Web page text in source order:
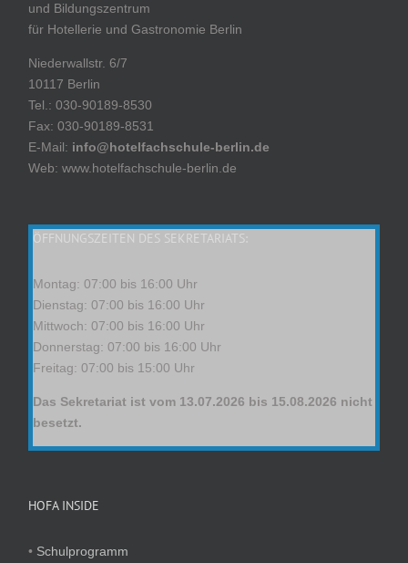
und Bildungszentrum
für Hotellerie und Gastronomie Berlin
Niederwallstr. 6/7
10117 Berlin
Tel.: 030-90189-8530
Fax: 030-90189-8531
E-Mail: info@hotelfachschule-berlin.de
Web: www.hotelfachschule-berlin.de
ÖFFNUNGSZEITEN DES SEKRETARIATS:
Montag: 07:00 bis 16:00 Uhr
Dienstag: 07:00 bis 16:00 Uhr
Mittwoch: 07:00 bis 16:00 Uhr
Donnerstag: 07:00 bis 16:00 Uhr
Freitag: 07:00 bis 15:00 Uhr
Das Sekretariat ist vom 13.07.2026 bis 15.08.2026 nicht
besetzt.
HOFA INSIDE
• Schulprogramm